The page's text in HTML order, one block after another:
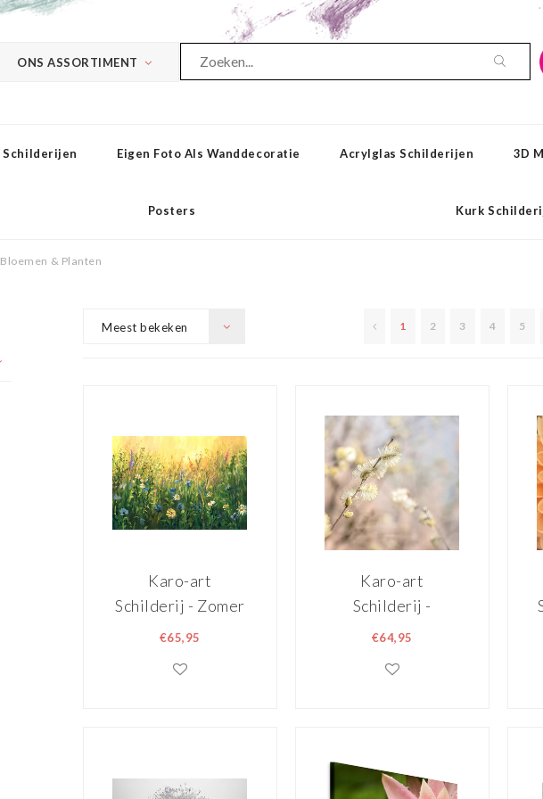
ONS ASSORTIMENT
Schilderijen Eigen Foto Als Wanddecoratie Acrylglas Schilderijen 3D
Posters Kurk
Bloemen & Planten
Meest bekeken 1 2 3 4 5
Karo-art
Schilderij - Zomer
weide (print van
geel , 2 maten ,
€65,95
Karo-art
Schilderij -
Wilgenbloem ,
maten
€64,95